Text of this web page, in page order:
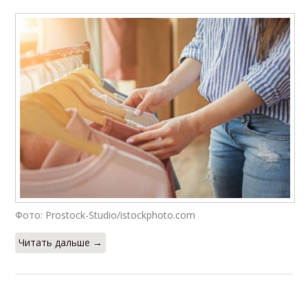
Фото: Prostock-Studio/istockphoto.com
Читать дальше →